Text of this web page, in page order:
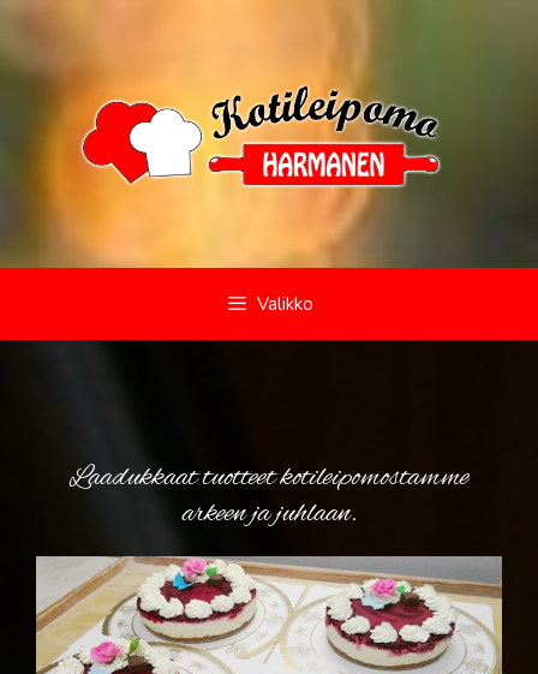
Siirry
Valikko
Laadukkaat tuotteet kotileipomostamme
arkeen ja juhlaan.